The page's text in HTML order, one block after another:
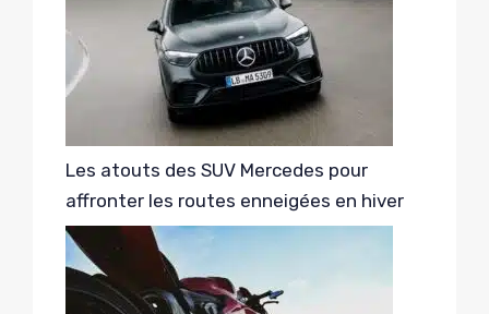
Les atouts des SUV Mercedes pour
affronter les routes enneigées en hiver